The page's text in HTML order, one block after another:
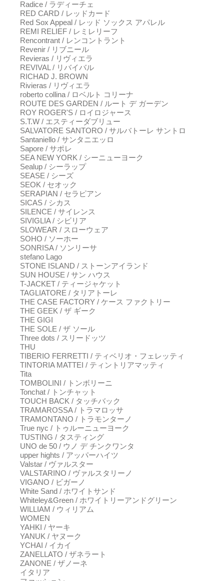
Radice / ラディーチェ
RED CARD / レッドカード
Red Sox Appeal / レッド ソックス アパレル
REMI RELIEF / レミレリーフ
Rencontrant / レンコントラント
Revenir / リブニール
Revieras / リヴィエラ
REVIVAL / リバイバル
RICHAD J. BROWN
Rivieras / リヴィエラ
roberto collina / ロベルト コリーナ
ROUTE DES GARDEN / ルート デ ガーデン
ROY ROGER'S / ロイロジャース
S.T.W / エスティーダブリュー
SALVATORE SANTORO / サルバトーレ サントロ
Santaniello / サンタニエッロ
Sapore / サポレ
SEA NEW YORK / シーニューヨーク
Sealup / シーラップ
SEASE / シーズ
SEOK / セオック
SERAPIAN / セラピアン
SICAS / シカス
SILENCE / サイレンス
SIVIGLIA / シビリア
SLOWEAR / スローウェア
SOHO / ソーホー
SONRISA / ソンリーサ
stefano Lago
STONE ISLAND / ストーンアイランド
SUN HOUSE / サン ハウス
T-JACKET / ティージャケット
TAGLIATORE / タリアトーレ
THE CASE FACTORY / ケース ファクトリー
THE GEEK / ザ ギーク
THE GIGI
THE SOLE / ザ ソール
Three dots / スリードッツ
THU
TIBERIO FERRETTI / ティベリオ・フェレッティ
TINTORIA MATTEI / ティントリアマッティ
Tita
TOMBOLINI / トンボリーニ
Tonchat / トンチャット
TOUCH BACK / タッチバック
TRAMAROSSA / トラマロッサ
TRAMONTANO / トラモンターノ
True nyc / トゥルーニューヨーク
TUSTING / タスティング
UNO de 50 / ウノ デ チンクワンタ
upper hights / アッパーハイツ
Valstar / ヴァルスター
VALSTARINO / ヴァルスタリーノ
VIGANO / ビガーノ
White Sand / ホワイトサンド
Whiteley&Green / ホワイトリーアンドグリーン
WILLIAM / ウィリアム
WOMEN
YAHKI / ヤーキ
YANUK / ヤヌーク
YCHAI / イカイ
ZANELLATO / ザネラート
ZANONE / ザノーネ
イタリア